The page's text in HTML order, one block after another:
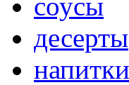
десерты
напитки